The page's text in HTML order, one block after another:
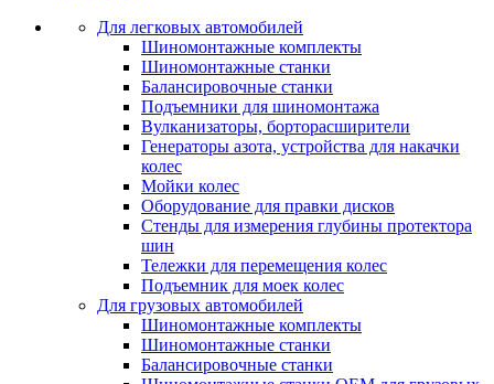
Для легковых автомобилей
Шиномонтажные комплекты
Шиномонтажные станки
Балансировочные станки
Подъемники для шиномонтажа
Вулканизаторы, борторасширители
Генераторы азота, устройства для накачки
колес
Мойки колес
Оборудование для правки дисков
Стенды для измерения глубины протектора
шин
Тележки для перемещения колес
Подъемник для моек колеc
Для грузовых автомобилей
Шиномонтажные комплекты
Шиномонтажные станки
Балансировочные станки